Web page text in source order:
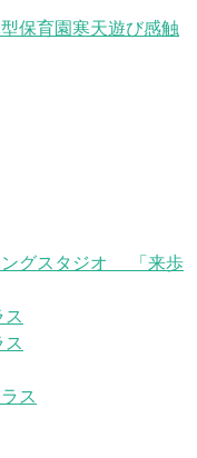
保育園寒天遊び感触
ングスタジオ 「来歩
ス